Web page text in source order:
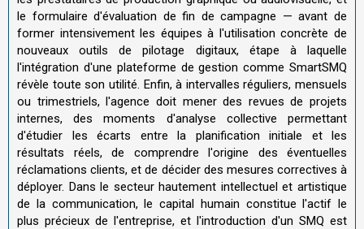
le formulaire d'évaluation de fin de campagne — avant de
former intensivement les équipes à l'utilisation concrète de
nouveaux outils de pilotage digitaux, étape à laquelle
l'intégration d'une plateforme de gestion comme SmartSMQ
révèle toute son utilité. Enfin, à intervalles réguliers, mensuels
ou trimestriels, l'agence doit mener des revues de projets
internes, des moments d'analyse collective permettant
d'étudier les écarts entre la planification initiale et les
résultats réels, de comprendre l'origine des éventuelles
réclamations clients, et de décider des mesures correctives à
déployer. Dans le secteur hautement intellectuel et artistique
de la communication, le capital humain constitue l'actif le
plus précieux de l'entreprise, et l'introduction d'un SMQ est